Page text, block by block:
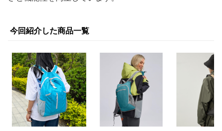
今回紹介した商品一覧